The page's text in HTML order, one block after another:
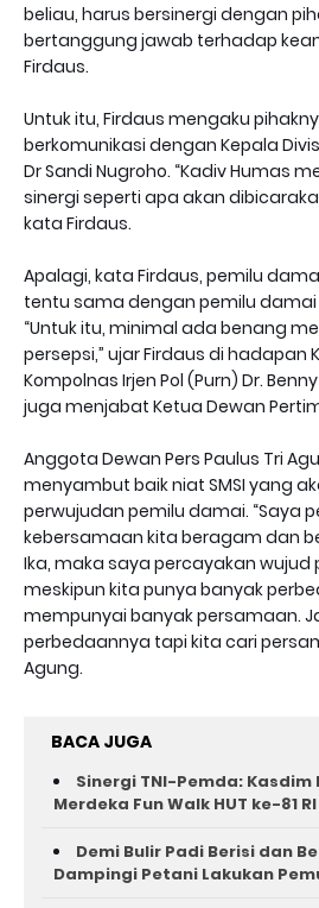
beliau, harus bersinergi dengan
bertanggung jawab terhadap
Firdaus.
Untuk itu, Firdaus mengaku
berkomunikasi dengan Kepala
Dr Sandi Nugroho. “Kadiv Humas
sinergi seperti apa akan
kata Firdaus.
Apalagi, kata Firdaus, pemilu
tentu sama dengan pemilu damai
“Untuk itu, minimal ada benang
persepsi,” ujar Firdaus di hadapan
Kompolnas Irjen Pol (Purn) Dr.
juga menjabat Ketua Dewan
Anggota Dewan Pers Paulus Tri
menyambut baik niat SMSI yang
perwujudan pemilu damai. “Saya
kebersamaan kita beragam dan
Ika, maka saya percayakan wujud
meskipun kita punya banyak
mempunyai banyak persamaan.
perbedaannya tapi kita cari
Agung.
BACA JUGA
Sinergi TNI-Pemda:
Merdeka Fun Walk HUT ke-81 RI
Demi Bulir Padi Berisi dan
Dampingi Petani Lakukan